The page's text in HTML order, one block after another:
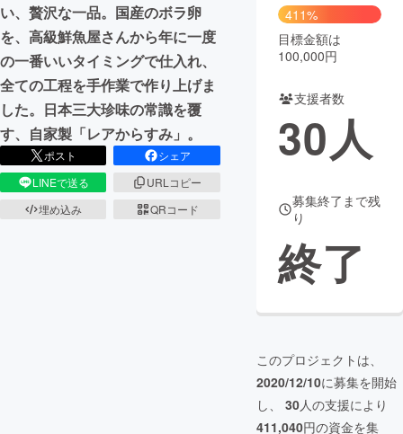
CAMPFIRE for Social Good
CAMPFIRE Creation
CAMPFIREふるさと納税
コミュニティ
い、贅沢な一品。国産のボラ卵
を、高級鮮魚屋さんから年に一度
の一番いいタイミングで仕入れ、
全ての工程を手作業で作り上げま
した。日本三大珍味の常識を覆
す、自家製「レアからすみ」。
ポスト
シェア
LINEで送る
URLコピー
埋め込み
QRコード
411%
目標金額は
100,000円
支援者数
30人
募集終了まで残
り
終了
このプロジェクトは、
2020/12/10に募集を開始
し、 30人の支援により
411,040円の資金を集